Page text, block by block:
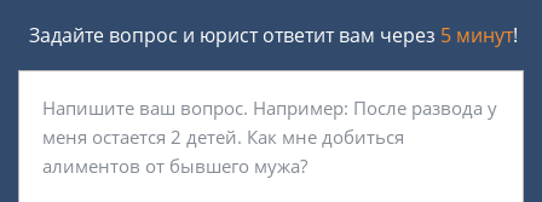
Задайте вопрос и юрист ответит вам через 5 минут!